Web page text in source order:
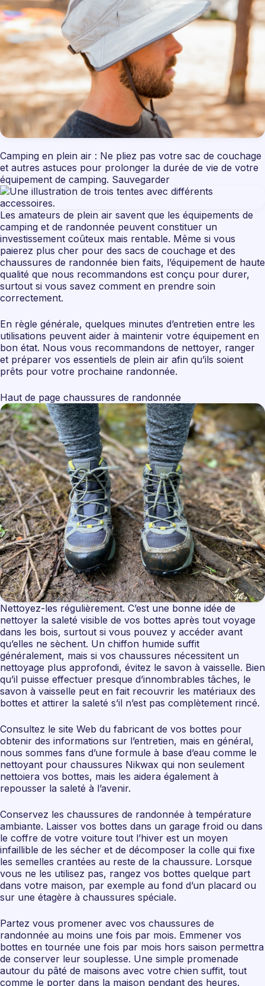
Camping en plein air : Ne pliez pas votre sac de couchage
et autres astuces pour prolonger la durée de vie de votre
équipement de camping. Sauvegarder
Les amateurs de plein air savent que les équipements de
camping et de randonnée peuvent constituer un
investissement coûteux mais rentable. Même si vous
paierez plus cher pour des sacs de couchage et des
chaussures de randonnée bien faits, l’équipement de haute
qualité que nous recommandons est conçu pour durer,
surtout si vous savez comment en prendre soin
correctement.
En règle générale, quelques minutes d’entretien entre les
utilisations peuvent aider à maintenir votre équipement en
bon état. Nous vous recommandons de nettoyer, ranger
et préparer vos essentiels de plein air afin qu’ils soient
prêts pour votre prochaine randonnée.
Haut de page chaussures de randonnée
Nettoyez-les régulièrement. C’est une bonne idée de
nettoyer la saleté visible de vos bottes après tout voyage
dans les bois, surtout si vous pouvez y accéder avant
qu’elles ne sèchent. Un chiffon humide suffit
généralement, mais si vos chaussures nécessitent un
nettoyage plus approfondi, évitez le savon à vaisselle. Bien
qu’il puisse effectuer presque d’innombrables tâches, le
savon à vaisselle peut en fait recouvrir les matériaux des
bottes et attirer la saleté s’il n’est pas complètement rincé.
Consultez le site Web du fabricant de vos bottes pour
obtenir des informations sur l’entretien, mais en général,
nous sommes fans d’une formule à base d’eau comme le
nettoyant pour chaussures Nikwax qui non seulement
nettoiera vos bottes, mais les aidera également à
repousser la saleté à l’avenir.
Conservez les chaussures de randonnée à température
ambiante. Laisser vos bottes dans un garage froid ou dans
le coffre de votre voiture tout l’hiver est un moyen
infaillible de les sécher et de décomposer la colle qui fixe
les semelles crantées au reste de la chaussure. Lorsque
vous ne les utilisez pas, rangez vos bottes quelque part
dans votre maison, par exemple au fond d’un placard ou
sur une étagère à chaussures spéciale.
Partez vous promener avec vos chaussures de
randonnée au moins une fois par mois. Emmener vos
bottes en tournée une fois par mois hors saison permettra
de conserver leur souplesse. Une simple promenade
autour du pâté de maisons avec votre chien suffit, tout
comme le porter dans la maison pendant des heures.